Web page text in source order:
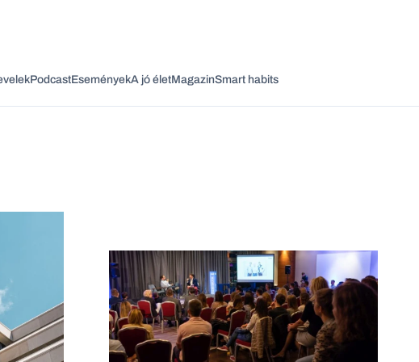
Vagy fedezze fel a következő témákat
Üzlet Pénz Zöld Legyél jobb!
PodcastEseményekA jó életMagazinSmart habits